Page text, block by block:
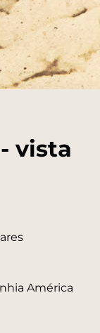
vista
teares
América